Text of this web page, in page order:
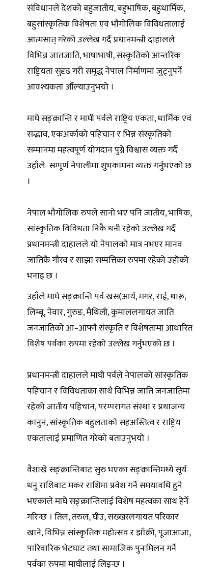
संविधानले देशको बहुजातीय, बहुभाषिक, बहुधार्मिक,
बहुसांस्कृतिक विशेषता एवं भौगोलिक विविधतालाई
आत्मसात् गरेको उल्लेख गर्दै प्रधानमन्त्री दाहालले
विभिन्न जातजाति, भाषाभाषी, संस्कृतिको आन्तरिक
राष्ट्रियता सुदृढ गरी समृद्ध नेपाल निर्माणमा जुट्नुपर्ने
आवश्यकता औँल्याउनुभयो ।
माघे सङ्क्रान्ति र माघी पर्वले राष्ट्रिय एकता, धार्मिक एवं
सद्भाव, एकअर्काको पहिचान र भिन्न संस्कृतिको
सम्मानमा महत्वपूर्ण योगदान पुग्ने विश्वास व्यक्त गर्दै
उहाँले सम्पूर्ण नेपालीमा शुभकामना व्यक्त गर्नुभएको छ
।
नेपाल भौगोलिक रुपले सानो भए पनि जातीय, भाषिक,
सांस्कृतिक विविधता निकै धनी रहेको उल्लेख गर्दै
प्रधानमन्त्री दाहालले यो नेपालको मात्र नभएर मानव
जातिकै गौरव र साझा सम्पत्तिका रुपमा रहेको उहाँको
भनाइ छ ।
उहाँले माघे सङ्क्रान्ति पर्व खस(आर्य, मगर, राई, थारू,
लिम्बू, नेवार, गुरुङ, मैथिली, कुमाललगायत जाति
जनजातिको आ–आफ्नै संस्कृति र विशेषतामा आधारित
विशेष पर्वका रुपमा रहेको उल्लेख गर्नुभएको छ ।
प्रधानमन्त्री दाहालले माघी पर्वले नेपालको सांस्कृतिक
पहिचान र विविधताका साथै विभिन्न जाति जनजातिमा
रहेको जातीय पहिचान, परम्परागत संस्था र प्रथाजन्य
कानुन, सांस्कृतिक बहुलताको सहअस्तित्व र राष्ट्रिय
एकतालाई प्रमाणित गरेको बताउनुभयो ।
वैशाखे सङ्क्रान्तिबाट सुरु भएका सङ्क्रान्तिमध्ये सूर्य
धनु राशिबाट मकर राशिमा प्रवेश गर्ने समयावधि हुने
भएकाले माघे सङ्क्रान्तिलाई विशेष महत्वका साथ हेर्ने
गरिन्छ । तिल, तरुल, घीउ, सख्खरलगायत परिकार
खाने, विभिन्न सांस्कृतिक महोत्सव र झाँक्री, पूजाआजा,
पारिवारिक भेटघाट तथा सामाजिक पुनःमिलन गर्ने
पर्वका रुपमा माघीलाई लिइन्छ ।